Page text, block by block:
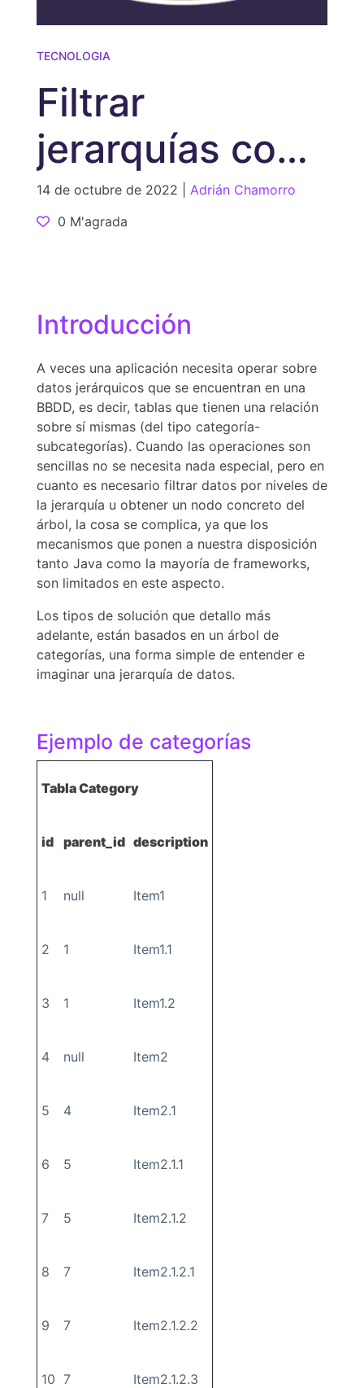
TECNOLOGIA
Filtrar
jerarquías con
Java
14 de octubre de 2022 | Adrián Chamorro
0 M'agrada
Introducción
A veces una aplicación necesita operar sobre
datos jerárquicos que se encuentran en una
BBDD, es decir, tablas que tienen una relación
sobre sí mismas (del tipo categoría-
subcategorías). Cuando las operaciones son
sencillas no se necesita nada especial, pero en
cuanto es necesario filtrar datos por niveles de
la jerarquía u obtener un nodo concreto del
árbol, la cosa se complica, ya que los
mecanismos que ponen a nuestra disposición
tanto Java como la mayoría de frameworks,
son limitados en este aspecto.
Los tipos de solución que detallo más
adelante, están basados en un árbol de
categorías, una forma simple de entender e
imaginar una jerarquía de datos.
Ejemplo de categorías
Tabla Category
id parent_id description
1 null Item1
2 1 Item1.1
3 1 Item1.2
4 null Item2
5 4 Item2.1
6 5 Item2.1.1
7 5 Item2.1.2
8 7 Item2.1.2.1
9 7 Item2.1.2.2
10 7 Item2.1.2.3